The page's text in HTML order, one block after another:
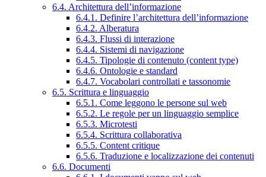
6.4. Architettura dell’informazione
6.4.1. Definire l’architettura dell’informazione
6.4.2. Alberatura
6.4.3. Flussi di interazione
6.4.4. Sistemi di navigazione
6.4.5. Tipologie di contenuto (content type)
6.4.6. Ontologie e standard
6.4.7. Vocabolari controllati e tassonomie
6.5. Scrittura e linguaggio
6.5.1. Come leggono le persone sul web
6.5.2. Le regole per un linguaggio semplice
6.5.3. Microtesti
6.5.4. Scrittura collaborativa
6.5.5. Content critique
6.5.6. Traduzione e localizzazione dei contenuti
6.6. Documenti